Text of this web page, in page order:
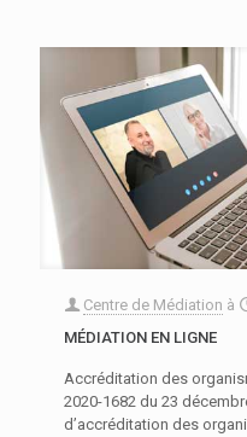
Centre de Médiation à
MÉDIATION EN LIGNE
Accréditation des
2020-1682 du 23
d’accréditation des